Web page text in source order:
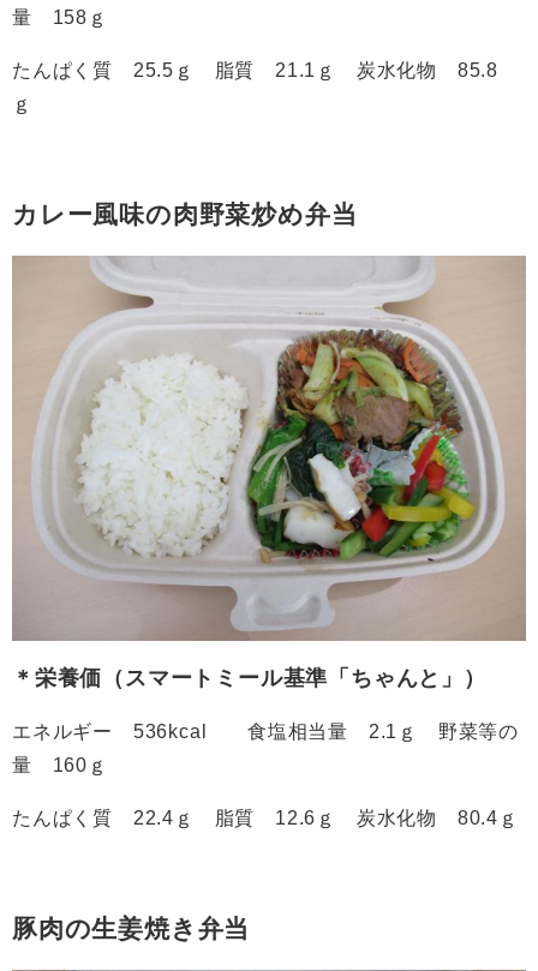
量 158ｇ
たんぱく質 25.5ｇ 脂質 21.1ｇ 炭水化物 85.8
ｇ
カレー風味の肉野菜炒め弁当
＊栄養価（スマートミール基準「ちゃんと」）
エネルギー 536kcal 食塩相当量 2.1ｇ 野菜等の
量 160ｇ
たんぱく質 22.4ｇ 脂質 12.6ｇ 炭水化物 80.4ｇ
豚肉の生姜焼き弁当